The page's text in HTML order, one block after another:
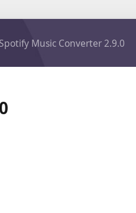
Music Converter 2.9.0